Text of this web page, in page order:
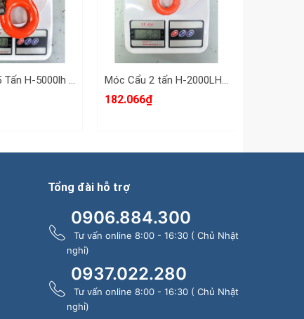
182.066₫
Tổng đài hỗ trợ
0906.884.300
Tư vấn online 8:00 - 16:30 ( Chủ Nhật
nghỉ)
0937.022.280
Tư vấn online 8:00 - 16:30 ( Chủ Nhật
nghỉ)